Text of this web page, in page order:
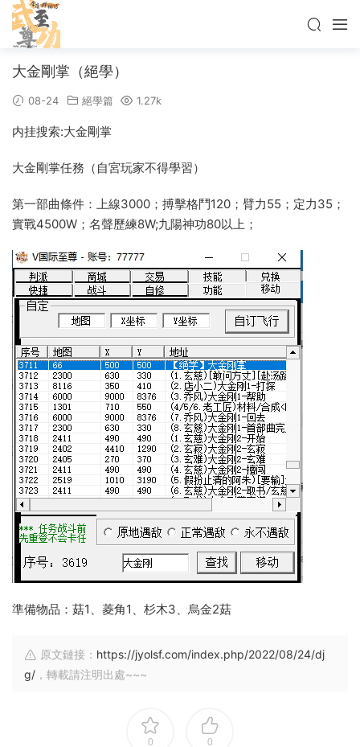
大金剛掌（絕學）
08-24 絕學篇 1.27k
内挂搜索:大金剛掌
大金剛掌任務（自宮玩家不得學習）
第一部曲條件：上線3000；搏擊格鬥120；臂力55；定力35；
實戰4500W；名聲歷練8W;九陽神功80以上；
準備物品：菇1、菱角1、杉木3、烏金2菇
原文鏈接： https://jyolsf.com/index.php/2022/08/24/dj
g/ ，轉載請注明出處~~~
0 0